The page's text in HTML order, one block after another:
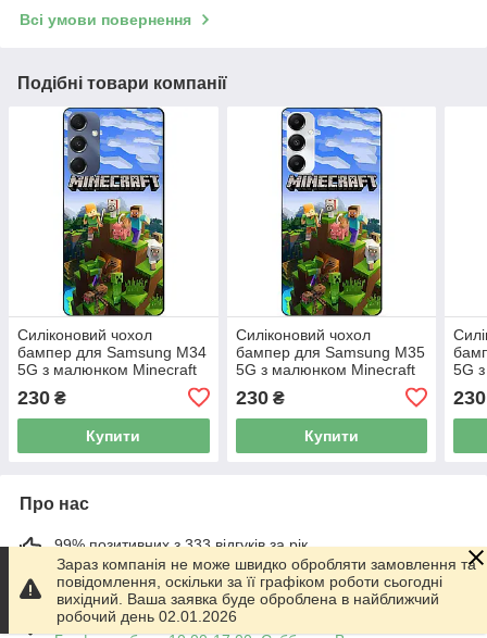
Всі умови повернення
Подібні товари компанії
Силіконовий чохол
бампер для Samsung M34
5G з малюнком Minecraft
230 ₴
Купити
Силіконовий чохол
бампер для Samsung M35
5G з малюнком Minecraft
230₴
Купити
5G
230
Про нас
99% позитивних з 333 відгуків за рік
Працює з 01.06.2014
м. Харків
Зараз компанія не може швидко обробляти замовлення та
повідомлення, оскільки за її графіком роботи сьогодні
вихідний. Ваша заявка буде оброблена в найближчий
робочий день 02.01.2026